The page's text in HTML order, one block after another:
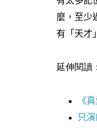
麼，至少
有「天才
延伸閱讀：
《
只